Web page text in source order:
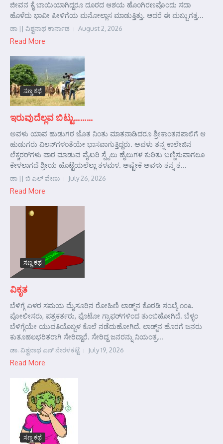
ಜೀವನ ಕೈ ಬಾಯಿಯಾಗಿದ್ದರೂ ದೂರದ ಆಶಯ ಹೊಂಗಿರಣವೊಂದು ಸದಾ
ಹೊಳೆದು ಭಾವೀ ಪೀಳಿಗೆಯ ಮನೋಲ್ಲಾಸ ಮಾಡುತ್ತಿತ್ತು. ಆದರೆ ಈ ಮಬ್ಬುಗತ್ತ...
ಡಾ || ವಿಶ್ವನಾಥ ಕಾರ್ನಾಡ August 2, 2026
Read More
ಸಣ್ಣ ಕಥೆ
ಇರುವುದೆಲ್ಲವ ಬಿಟ್ಟು………
ಅವಳು ಯಾವ ಹುಡುಗರ ಜೊತ ನಿಂತು ಮಾತನಾಡಿದರೂ ಶ್ರೀಕಾಂತನಪಾಲಿಗೆ ಆ
ಹುಡುಗರು ವಿಲನ್‌ಗಳಂತೆಯೇ ಭಾಸವಾಗುತ್ತಿದ್ದರು. ಅವಳು ತನ್ನ ಕಾಲೇಜಿನ
ಲೆಕ್ಚರರ್‌ಗಳು ಪಾಠ ಮಾಡುವ ವೈಖರಿ ಸ್ಟೈಲು ಹೈಲುಗಳ ಕುರಿತು ಬಣ್ಣಿಸುವಾಗಲೂ
ಕೇಳಲಾಗದೆ ಶ್ರೀಯ ಹೊಟ್ಟೆಯಲೆಲ್ಲಾ ತಳಮಳ. ಅಷ್ಟೇಕೆ ಅವಳು ತನ್ನ ತ...
ಡಾ || ಬಿ ಎಲ್ ವೇಣು July 26, 2026
Read More
ಸಣ್ಣ ಕಥೆ
ವಿಕೃತ
ಬೆಳಿಗ್ಗೆ ಏಳರ ಸಮಯ ಮೈಸೂರಿನ ರೋಹಿಣಿ ಲಾಡ್ಜ್‌ನ ಕೊಠಡಿ ಸಂಖ್ಯೆ ೧೦೩.
ಪೋಲೀಸರು, ಪತ್ರಕರ್ತರು, ಫೊಟೋ ಗ್ರಾಫರ್‌ಗಳಿಂದ ತುಂಬಿಹೋಗಿದೆ. ಬೆಳ್ಳಂ
ಬೆಳಿಗ್ಗೆಯೇ ಯುವತಿಯೊಬ್ಬಳ ಕೊಲೆ ನಡೆದುಹೋಗಿದೆ. ಲಾಡ್ಜ್‌ನ ಹೊರಗೆ ಜನರು
ಕುತೂಹಲಭರಿತರಾಗಿ ಸೇರಿದ್ದಾರೆ. ಸೇರಿದ್ದ ಜನರನ್ನು ನಿಯಂತ್ರ...
ಡಾ. ವಿಶ್ವನಾಥ ಎನ್ ನೇರಳಕಟ್ಟೆ July 19, 2026
Read More
ಸಣ್ಣ ಕಥೆ